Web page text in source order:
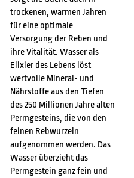
trockenen, warmen Jahren
für eine optimale
Versorgung der Reben und
ihre Vitalität. Wasser als
Elixier des Lebens löst
wertvolle Mineral- und
Nährstoffe aus den Tiefen
des 250 Millionen Jahre alten
Permgesteins, die von den
feinen Rebwurzeln
aufgenommen werden. Das
Wasser überzieht das
Permgestein ganz fein und